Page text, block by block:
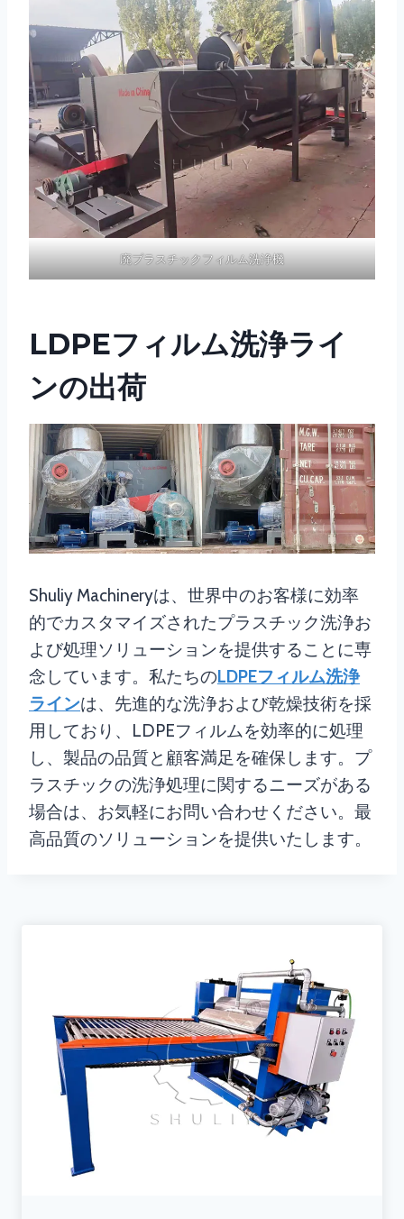
廃プラスチックフィルム洗浄機
LDPEフィルム洗浄ライ
ンの出荷
Shuliy Machineryは、世界中のお客様に効率
的でカスタマイズされたプラスチック洗浄お
よび処理ソリューションを提供することに専
念しています。私たちのLDPEフィルム洗浄
ラインは、先進的な洗浄および乾燥技術を採
用しており、LDPEフィルムを効率的に処理
し、製品の品質と顧客満足を確保します。プ
ラスチックの洗浄処理に関するニーズがある
場合は、お気軽にお問い合わせください。最
高品質のソリューションを提供いたします。